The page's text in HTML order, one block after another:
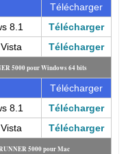
Télécharger
8.1
Télécharger
Télécharger
5000 pour Windows 64 bits
Télécharger
8.1
Télécharger
Télécharger
5000 pour Mac